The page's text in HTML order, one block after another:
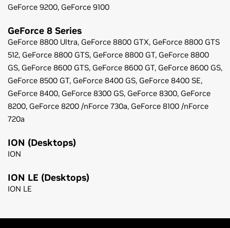
GeForce 9200, GeForce 9100
GeForce 8 Series
GeForce 8800 Ultra, GeForce 8800 GTX, GeForce 8800 GTS
512, GeForce 8800 GTS, GeForce 8800 GT, GeForce 8800
GS, GeForce 8600 GTS, GeForce 8600 GT, GeForce 8600 GS,
GeForce 8500 GT, GeForce 8400 GS, GeForce 8400 SE,
GeForce 8400, GeForce 8300 GS, GeForce 8300, GeForce
8200, GeForce 8200 /nForce 730a, GeForce 8100 /nForce
720a
ION (Desktops)
ION
ION LE (Desktops)
ION LE
Guide de l'utilisateur du panneau de configuration